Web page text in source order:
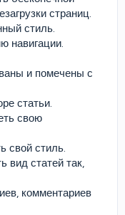
страниц.
стиль.
навигации.
и помечены с
статьи.
свою
свой стиль.
вид статей так,
комментариев